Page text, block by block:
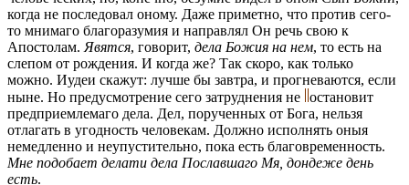
когда не последовал оному. Даже приметно, что против сего-
то мнимаго благоразумия и направлял Он речь свою к
Апостолам. Явятся, говорит, дела Божия на нем, то есть на
слепом от рождения. И когда же? Так скоро, как только
можно. Иудеи скажут: лучше бы завтра, и прогневаются, если
ныне. Но предусмотрение сего затруднения не остановит
предприемлемаго дела. Дел, порученных от Бога, нельзя
отлагать в угодность человекам. Должно исполнять оныя
немедленно и неупустительно, пока есть благовременность.
Мне подобает делати дела Пославшаго Мя, дондеже день
есть.